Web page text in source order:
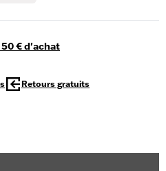
€ d'achat
Retours gratuits